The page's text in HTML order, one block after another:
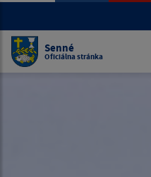
Senné
Oficiálna stránka